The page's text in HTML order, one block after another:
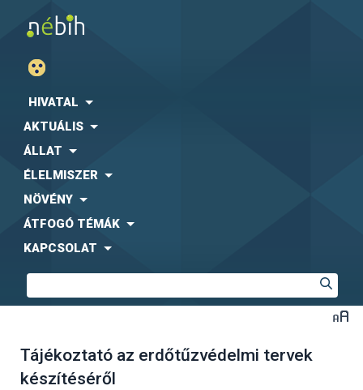
HIVATAL
AKTUÁLIS
ÁLLAT
ÉLELMISZER
NÖVÉNY
ÁTFOGÓ TÉMÁK
KAPCSOLAT
Tájékoztató az erdőtűzvédelmi tervek
készítéséről